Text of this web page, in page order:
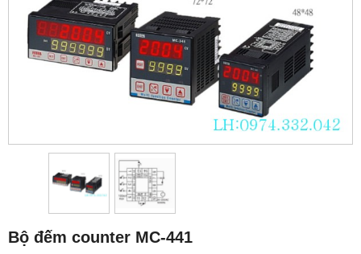
Bộ đếm counter MC-441